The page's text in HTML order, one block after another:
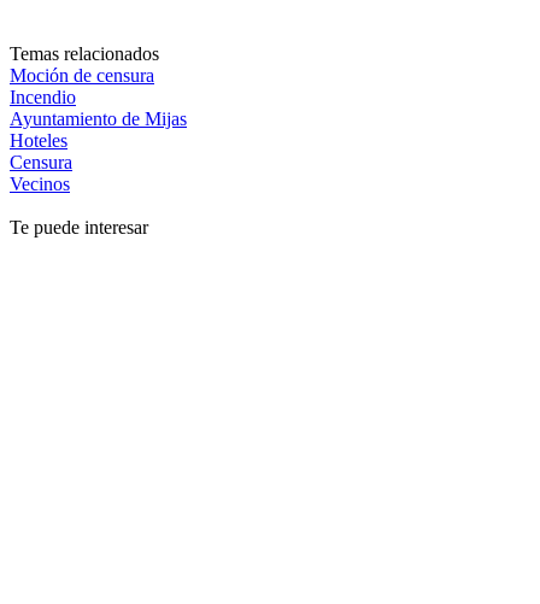
Temas relacionados
Moción de censura
Incendio
Ayuntamiento de Mijas
Hoteles
Censura
Vecinos
Te puede interesar